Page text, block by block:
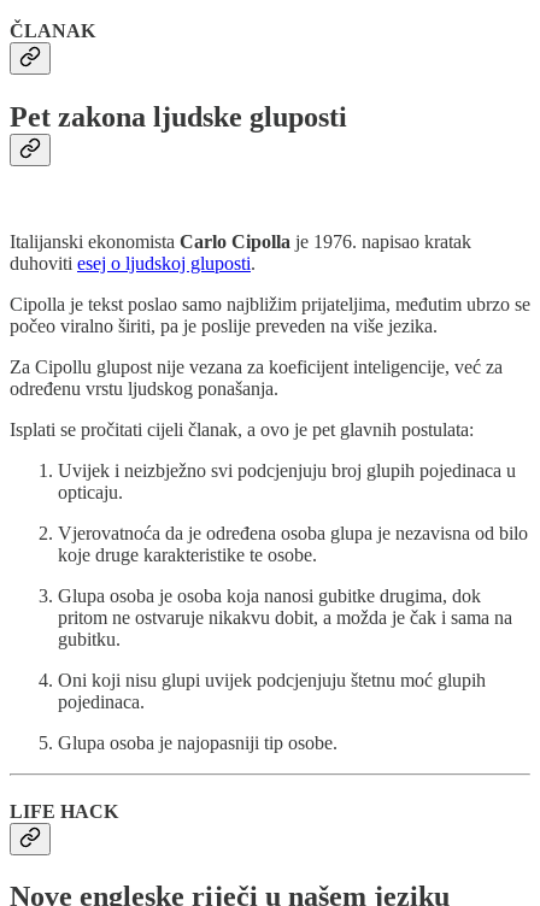
ČLANAK
Pet zakona ljudske gluposti
Italijanski ekonomista Carlo Cipolla je 1976. napisao kratak
duhoviti esej o ljudskoj gluposti.
Cipolla je tekst poslao samo najbližim prijateljima, međutim ubrzo se
počeo viralno širiti, pa je poslije preveden na više jezika.
Za Cipollu glupost nije vezana za koeficijent inteligencije, već za
određenu vrstu ljudskog ponašanja.
Isplati se pročitati cijeli članak, a ovo je pet glavnih postulata:
Uvijek i neizbježno svi podcjenjuju broj glupih pojedinaca u
opticaju.
Vjerovatnoća da je određena osoba glupa je nezavisna od bilo
koje druge karakteristike te osobe.
Glupa osoba je osoba koja nanosi gubitke drugima, dok
pritom ne ostvaruje nikakvu dobit, a možda je čak i sama na
gubitku.
Oni koji nisu glupi uvijek podcjenjuju štetnu moć glupih
pojedinaca.
Glupa osoba je najopasniji tip osobe.
LIFE HACK
Nove engleske riječi u našem jeziku